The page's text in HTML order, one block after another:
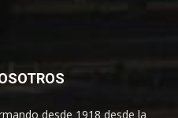
desde 1918 desde la